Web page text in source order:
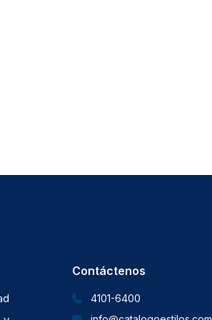
Contáctenos
4101-6400